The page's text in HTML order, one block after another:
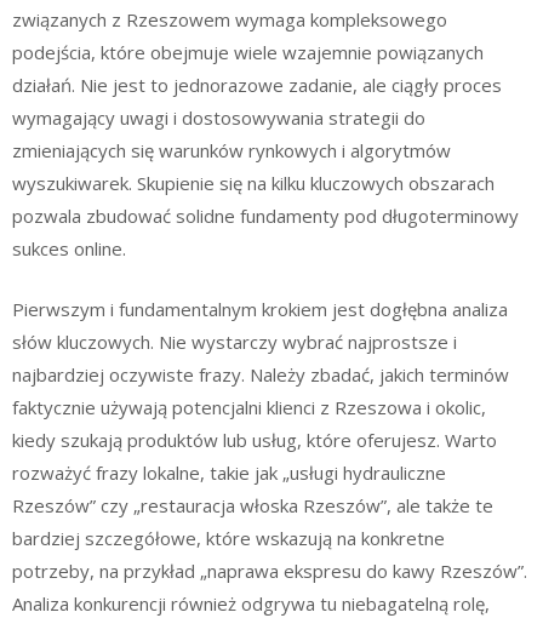
związanych z Rzeszowem wymaga kompleksowego
podejścia, które obejmuje wiele wzajemnie powiązanych
działań. Nie jest to jednorazowe zadanie, ale ciągły proces
wymagający uwagi i dostosowywania strategii do
zmieniających się warunków rynkowych i algorytmów
wyszukiwarek. Skupienie się na kilku kluczowych obszarach
pozwala zbudować solidne fundamenty pod długoterminowy
sukces online.
Pierwszym i fundamentalnym krokiem jest dogłębna analiza
słów kluczowych. Nie wystarczy wybrać najprostsze i
najbardziej oczywiste frazy. Należy zbadać, jakich terminów
faktycznie używają potencjalni klienci z Rzeszowa i okolic,
kiedy szukają produktów lub usług, które oferujesz. Warto
rozważyć frazy lokalne, takie jak „usługi hydrauliczne
Rzeszów” czy „restauracja włoska Rzeszów”, ale także te
bardziej szczegółowe, które wskazują na konkretne
potrzeby, na przykład „naprawa ekspresu do kawy Rzeszów”.
Analiza konkurencji również odgrywa tu niebagatelną rolę,